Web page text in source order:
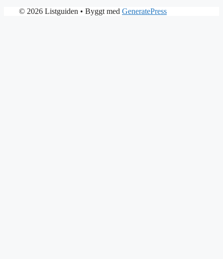
© 2026 Listguiden • Byggt med GeneratePress